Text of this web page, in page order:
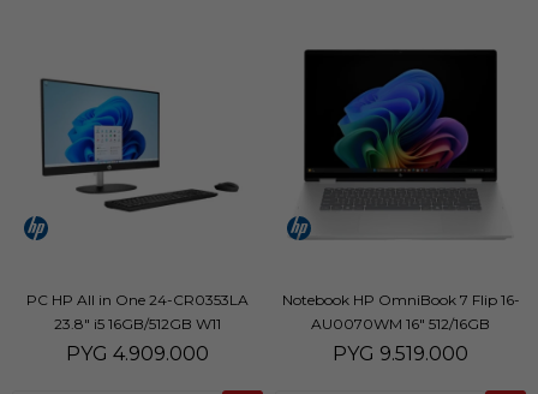
PC HP All in One 24-CR0353LA
23.8" i5 16GB/512GB W11
PYG 4.909.000
Notebook HP OmniBook 7 Flip 16-
AU0070WM 16" 512/16GB
PYG 9.519.000